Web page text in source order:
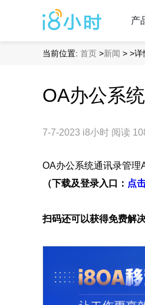
产
当前位置: 首页 >新闻 > >详
OA办公系
7-7-2023 i8小时 阅读
OA办公系统通讯录管理
（下载及登录入口： 点
扫码还可以获得免费解